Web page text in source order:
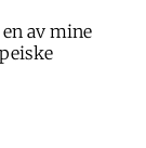
av mine